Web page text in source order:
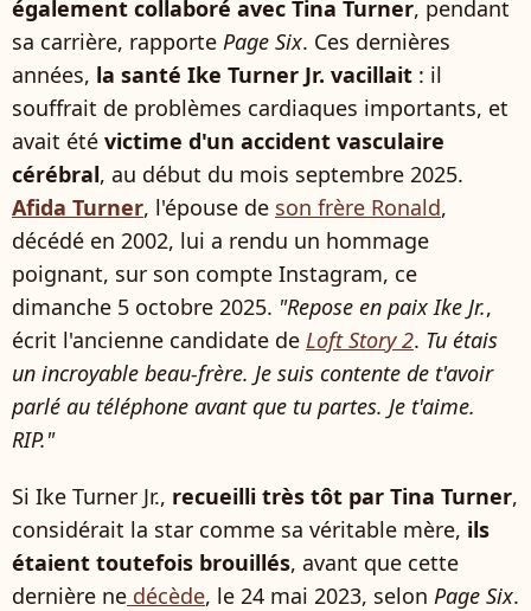
également collaboré avec Tina Turner, pendant
sa carrière, rapporte Page Six. Ces dernières
années, la santé Ike Turner Jr. vacillait : il
souffrait de problèmes cardiaques importants, et
avait été victime d'un accident vasculaire
cérébral, au début du mois septembre 2025.
Afida Turner, l'épouse de son frère Ronald,
décédé en 2002, lui a rendu un hommage
poignant, sur son compte Instagram, ce
dimanche 5 octobre 2025. "Repose en paix Ike Jr.,
écrit l'ancienne candidate de Loft Story 2. Tu étais
un incroyable beau-frère. Je suis contente de t'avoir
parlé au téléphone avant que tu partes. Je t'aime.
RIP."
Si Ike Turner Jr., recueilli très tôt par Tina Turner,
considérait la star comme sa véritable mère, ils
étaient toutefois brouillés, avant que cette
dernière ne décède, le 24 mai 2023, selon Page Six.